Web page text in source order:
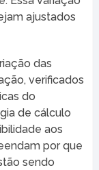
ajustados
das
verificados
do
de cálculo
aos
por que
sendo